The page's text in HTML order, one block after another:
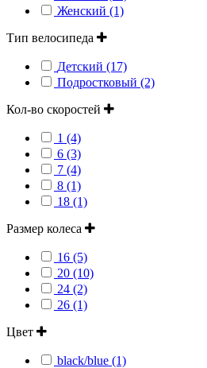
Женский (1)
Тип велосипеда
Детский (17)
Подростковый (2)
Кол-во скоростей
1 (4)
6 (3)
7 (4)
8 (1)
18 (1)
Размер колеса
16 (5)
20 (10)
24 (2)
26 (1)
Цвет
black/blue (1)